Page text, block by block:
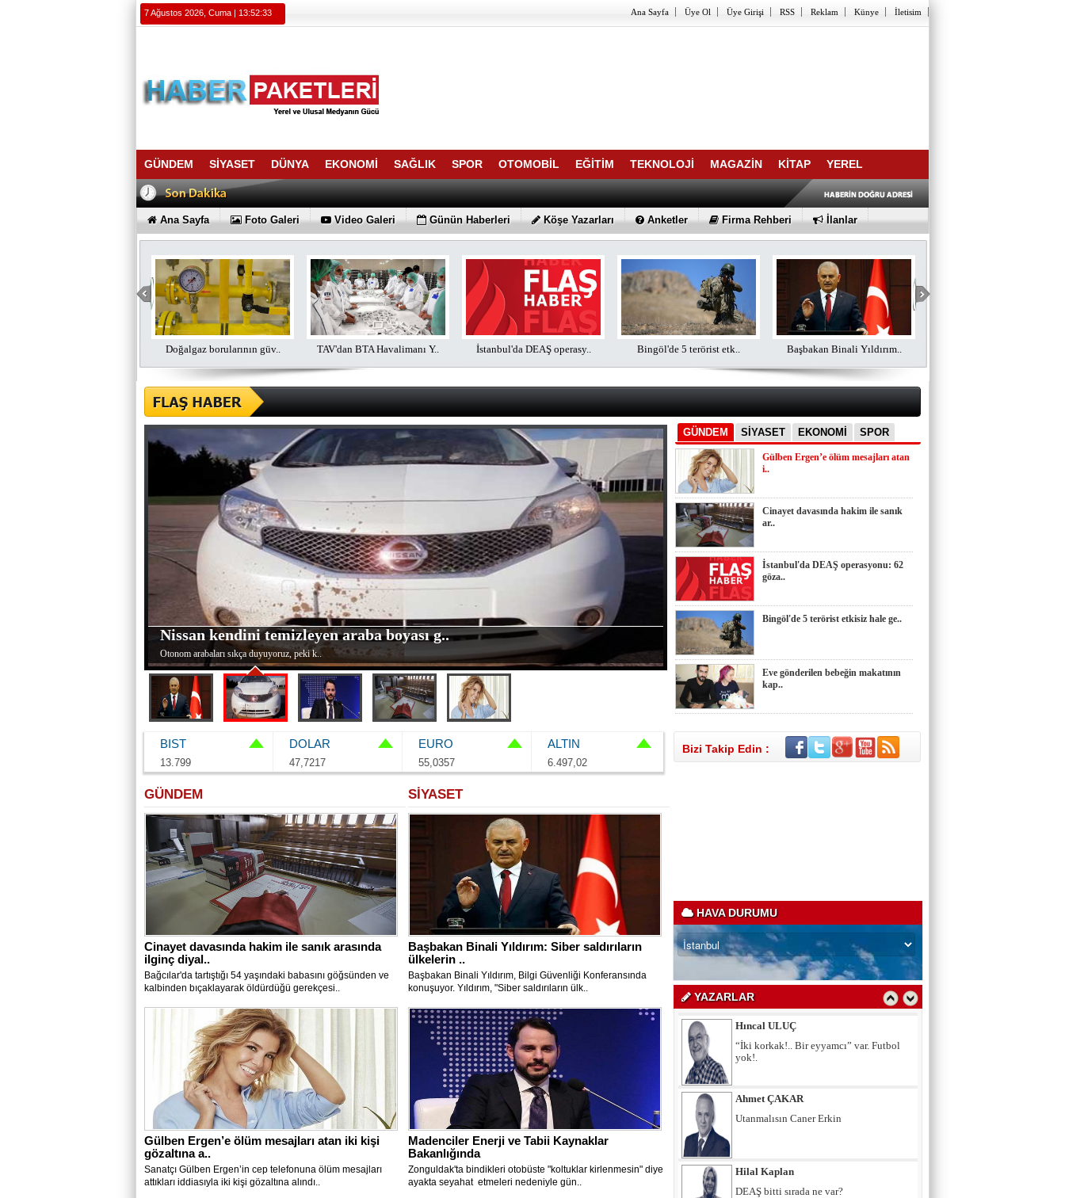
7 Ağustos 2026, Cuma | 13:52:34 Ana Sayfa Üye Ol Üye Girişi RSS Reklam Künye İletisim
GÜNDEM SİYASET DÜNYA EKONOMİ SAĞLIK SPOR OTOMOBİL EĞİTİM TEKNOLOJİ MAGAZİN KİTAP YEREL
Ana Sayfa Foto Galeri Video Galeri Günün Haberleri Köşe Yazarları Anketler Firma Rehberi İlanlar
TAV'dan BTA Havalimanı Y.. İstanbul'da DEAŞ operasy.. Bingöl'de 5 terörist etk.. Başbakan Binali Yıldırım.. Doğalgaz borularının güv..
Nissan kendini temizleyen araba boyası g..
Otonom arabaları sıkça duyuyoruz, peki k..
GÜNDEM SİYASET EKONOMİ SPOR
Gülben Ergen’e ölüm mesajları atan
i..
Cinayet davasında hakim ile sanık
ar..
İstanbul'da DEAŞ operasyonu: 62
göza..
Bingöl'de 5 terörist etkisiz hale ge..
Eve gönderilen bebeğin makatının
kap..
Bizi Takip Edin :
HAVA DURUMU
YAZARLAR
Hıncal ULUÇ
“İki korkak!.. Bir eyyamcı” var. Futbol
yok!.
DEAŞ bitti sırada ne var?
Şeref OĞUZ
Sabırsız Ar-Ge netice verir mi?
Hıncal ULUÇ
“İki korkak!.. Bir eyyamcı” var. Futbol
yok!.
Ahmet ÇAKAR
Utanmalısın Caner Erkin
Hilal Kaplan
DEAŞ bitti sırada ne var?
BIST
13.799
DOLAR
47,7217
EURO
55,0357
ALTIN
6.497,02
GÜNDEM
Cinayet davasında hakim ile sanık arasında
ilginç diyal..
Bağcılar'da tartıştığı 54 yaşındaki babasını göğsünden ve
kalbinden bıçaklayarak öldürdüğü gerekçesi..
Gülben Ergen’e ölüm mesajları atan iki kişi
gözaltına a..
Sanatçı Gülben Ergen’in cep telefonuna ölüm mesajları
attıkları iddiasıyla iki kişi gözaltına alındı..
SİYASET
Başbakan Binali Yıldırım: Siber saldırıların
ülkelerin ..
Başbakan Binali Yıldırım, Bilgi Güvenliği Konferansında
konuşuyor. Yıldırım, "Siber saldırıların ülk..
Madenciler Enerji ve Tabii Kaynaklar
Bakanlığında
Zonguldak'ta bindikleri otobüste "koltuklar kirlenmesin" diye
ayakta seyahat etmeleri nedeniyle gün..